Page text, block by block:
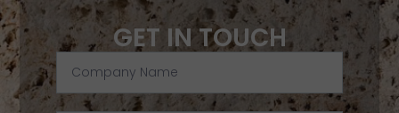
GET IN TOUCH